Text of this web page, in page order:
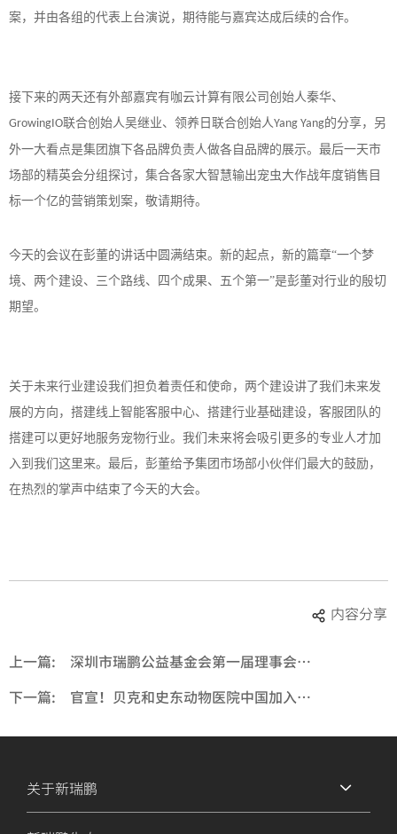
案，并由各组的代表上台演说，期待能与嘉宾达成后续的合作。
接下来的两天还有外部嘉宾有咖云计算有限公司创始人秦华、
GrowingIO联合创始人吴继业、领养日联合创始人Yang Yang的分享，另
外一大看点是集团旗下各品牌负责人做各自品牌的展示。最后一天市
场部的精英会分组探讨，集合各家大智慧输出宠虫大作战年度销售目
标一个亿的营销策划案，敬请期待。
今天的会议在彭董的讲话中圆满结束。新的起点，新的篇章“一个梦
境、两个建设、三个路线、四个成果、五个第一”是彭董对行业的殷切
期望。
关于未来行业建设我们担负着责任和使命，两个建设讲了我们未来发
展的方向，搭建线上智能客服中心、搭建行业基础建设，客服团队的
搭建可以更好地服务宠物行业。我们未来将会吸引更多的专业人才加
入到我们这里来。最后，彭董给予集团市场部小伙伴们最大的鼓励，
在热烈的掌声中结束了今天的大会。
内容分享
上一篇:
深圳市瑞鹏公益基金会第一届理事会第九次会议暨换届大会在深圳举行
下一篇:
官宣！贝克和史东动物医院中国加入瑞鹏集团品牌大家庭
关于新瑞鹏